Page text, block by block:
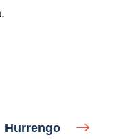
Hurrengo